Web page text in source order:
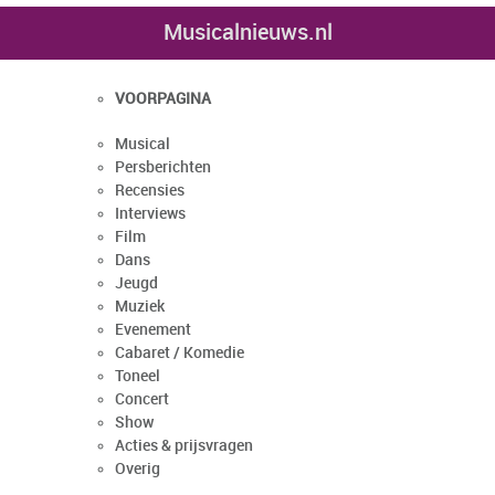
Musicalnieuws.nl
VOORPAGINA
Musical
Persberichten
Recensies
Interviews
Film
Dans
Jeugd
Muziek
Evenement
Cabaret / Komedie
Toneel
Concert
Show
Acties & prijsvragen
Overig